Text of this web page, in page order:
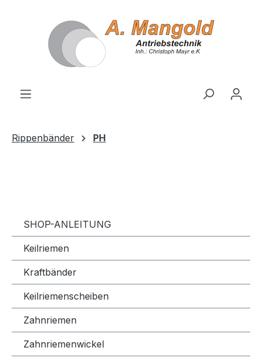
Rippenbänder PH
SHOP-ANLEITUNG
Keilriemen
Kraftbänder
Keilriemenscheiben
Zahnriemen
Zahnriemenwickel